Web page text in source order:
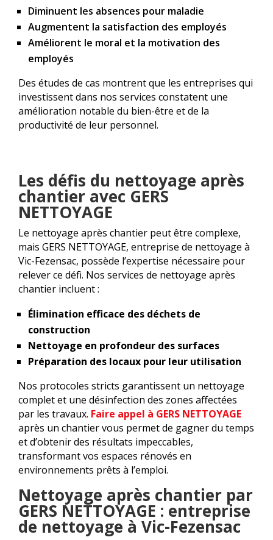
Diminuent les absences pour maladie
Augmentent la satisfaction des employés
Améliorent le moral et la motivation des
employés
Des études de cas montrent que les entreprises qui
investissent dans nos services constatent une
amélioration notable du bien-être et de la
productivité de leur personnel.
Les défis du nettoyage après
chantier avec GERS
NETTOYAGE
Le nettoyage après chantier peut être complexe,
mais GERS NETTOYAGE, entreprise de nettoyage à
Vic-Fezensac, possède l’expertise nécessaire pour
relever ce défi. Nos services de nettoyage après
chantier incluent :
Élimination efficace des déchets de
construction
Nettoyage en profondeur des surfaces
Préparation des locaux pour leur utilisation
Nos protocoles stricts garantissent un nettoyage
complet et une désinfection des zones affectées
par les travaux. Faire appel à GERS NETTOYAGE
après un chantier vous permet de gagner du temps
et d’obtenir des résultats impeccables,
transformant vos espaces rénovés en
environnements prêts à l’emploi.
Nettoyage après chantier par
GERS NETTOYAGE : entreprise
de nettoyage à Vic-Fezensac